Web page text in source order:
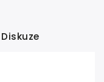
Diskuze